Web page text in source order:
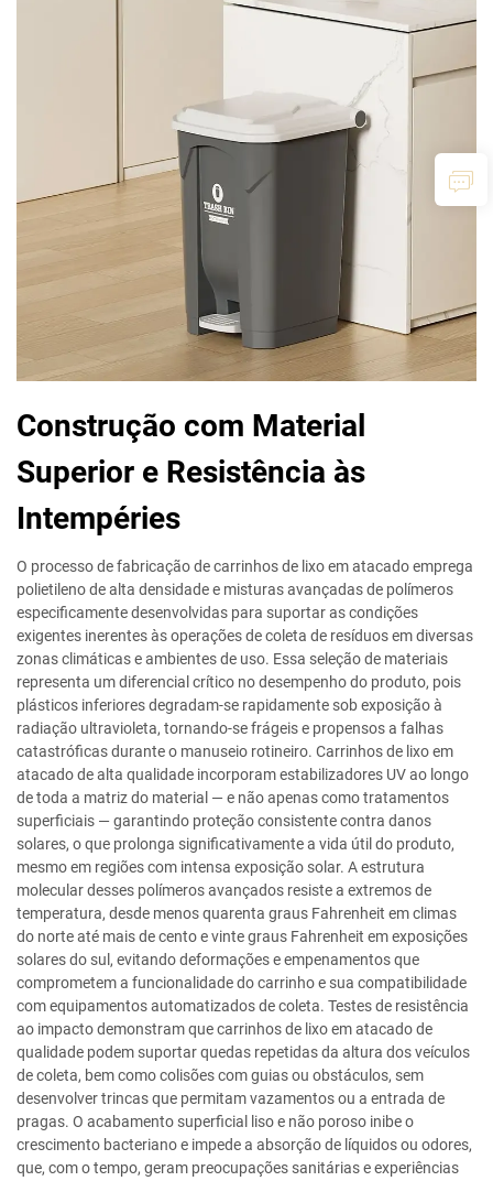
Construção com Material
Superior e Resistência às
Intempéries
O processo de fabricação de carrinhos de lixo em atacado emprega
polietileno de alta densidade e misturas avançadas de polímeros
especificamente desenvolvidas para suportar as condições
exigentes inerentes às operações de coleta de resíduos em diversas
zonas climáticas e ambientes de uso. Essa seleção de materiais
representa um diferencial crítico no desempenho do produto, pois
plásticos inferiores degradam-se rapidamente sob exposição à
radiação ultravioleta, tornando-se frágeis e propensos a falhas
catastróficas durante o manuseio rotineiro. Carrinhos de lixo em
atacado de alta qualidade incorporam estabilizadores UV ao longo
de toda a matriz do material — e não apenas como tratamentos
superficiais — garantindo proteção consistente contra danos
solares, o que prolonga significativamente a vida útil do produto,
mesmo em regiões com intensa exposição solar. A estrutura
molecular desses polímeros avançados resiste a extremos de
temperatura, desde menos quarenta graus Fahrenheit em climas
do norte até mais de cento e vinte graus Fahrenheit em exposições
solares do sul, evitando deformações e empenamentos que
comprometem a funcionalidade do carrinho e sua compatibilidade
com equipamentos automatizados de coleta. Testes de resistência
ao impacto demonstram que carrinhos de lixo em atacado de
qualidade podem suportar quedas repetidas da altura dos veículos
de coleta, bem como colisões com guias ou obstáculos, sem
desenvolver trincas que permitam vazamentos ou a entrada de
pragas. O acabamento superficial liso e não poroso inibe o
crescimento bacteriano e impede a absorção de líquidos ou odores,
que, com o tempo, geram preocupações sanitárias e experiências